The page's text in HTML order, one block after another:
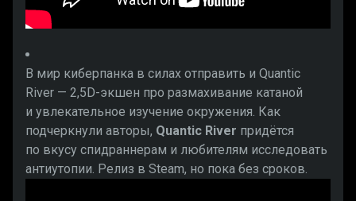
В мир киберпанка в силах отправить и Quantic
River — 2,5D-экшен про размахивание катаной
и увлекательное изучение окружения. Как
подчеркнули авторы, Quantic River придётся
по вкусу спидраннерам и любителям исследовать
антиутопии. Релиз в Steam, но пока без сроков.